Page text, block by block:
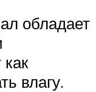
обладает
влагу.